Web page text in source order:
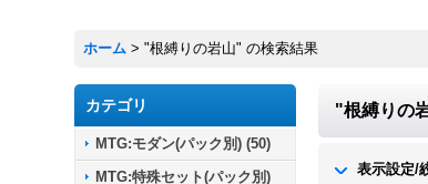
ホーム > "根縛りの岩山" の検索結果
カテゴリ
MTG:モダン(パック別) (50)
MTG:特殊セット(パック別)
"根縛りの
表示設定/